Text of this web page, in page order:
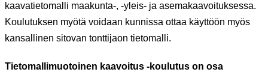
kaavatietomalli maakunta-, -yleis- ja asemakaavoituksessa.
Koulutuksen myötä voidaan kunnissa ottaa käyttöön myös
kansallinen sitovan tonttijaon tietomalli.
Tietomallimuotoinen kaavoitus -koulutus on osa